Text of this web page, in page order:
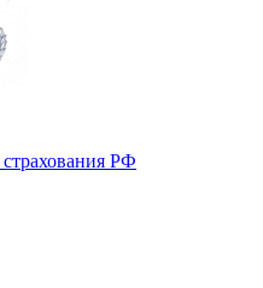
РФ